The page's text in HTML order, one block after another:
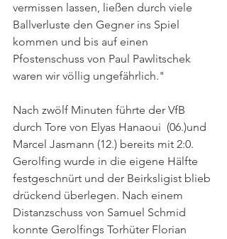
vermissen lassen, ließen durch viele
Ballverluste den Gegner ins Spiel
kommen und bis auf einen
Pfostenschuss von Paul Pawlitschek
waren wir völlig ungefährlich."
Nach zwölf Minuten führte der VfB
durch Tore von Elyas Hanaoui  (06.)und
Marcel Jasmann (12.) bereits mit 2:0.
Gerolfing wurde in die eigene Hälfte
festgeschnürt und der Beirksligist blieb
drückend überlegen. Nach einem
Distanzschuss von Samuel Schmid
konnte Gerolfings Torhüter Florian